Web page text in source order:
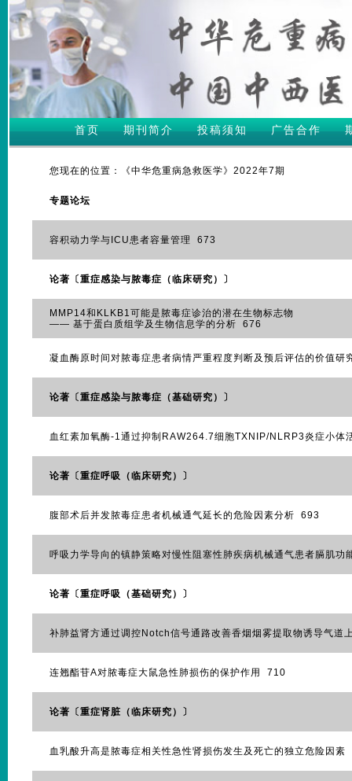
首页 期刊简介 投稿须知 广告合作
您现在的位置：《中华危重病急救医学》2022年7期
专题论坛
容积动力学与ICU患者容量管理 673
论著〔重症感染与脓毒症（临床研究）〕
MMP14和KLKB1可能是脓毒症诊治的潜在生物标志物
—— 基于蛋白质组学及生物信息学的分析 676
凝血酶原时间对脓毒症患者病情严重程度判断及预后评估的价值
论著〔重症感染与脓毒症（基础研究）〕
血红素加氧酶-1通过抑制RAW264.7细胞TXNIP/NLRP3炎症小体
论著〔重症呼吸（临床研究）〕
腹部术后并发脓毒症患者机械通气延长的危险因素分析 693
呼吸力学导向的镇静策略对慢性阻塞性肺疾病机械通气患者膈肌
论著〔重症呼吸（基础研究）〕
补肺益肾方通过调控Notch信号通路改善香烟烟雾提取物诱导气道
连翘酯苷A对脓毒症大鼠急性肺损伤的保护作用 710
论著〔重症肾脏（临床研究）〕
血乳酸升高是脓毒症相关性急性肾损伤发生及死亡的独立危险因